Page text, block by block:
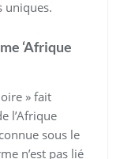
uniques.
‘Afrique
» fait
l’Afrique
sous le
n’est pas lié